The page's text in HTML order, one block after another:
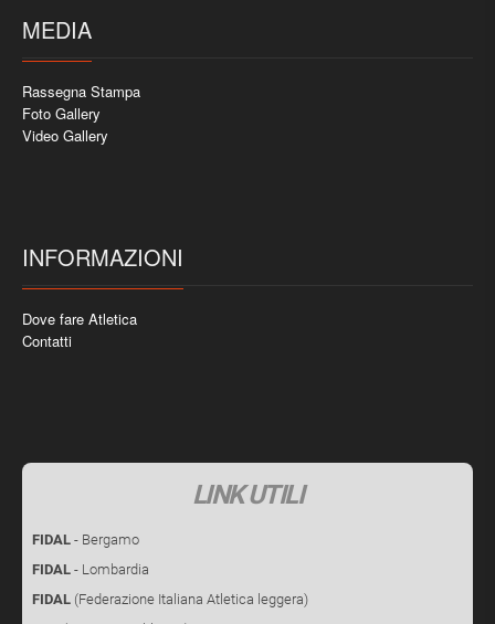
MEDIA
Rassegna Stampa
Foto Gallery
Video Gallery
INFORMAZIONI
Dove fare Atletica
Contatti
LINK UTILI
FIDAL - Bergamo
FIDAL - Lombardia
FIDAL (Federazione Italiana Atletica leggera)